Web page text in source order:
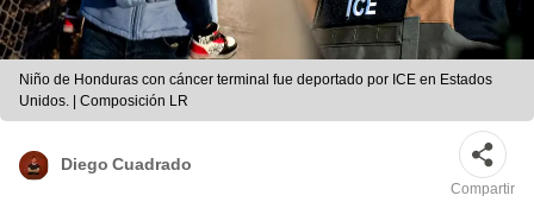
Niño de Honduras con cáncer terminal fue deportado por ICE en Estados
Unidos. | Composición LR
Diego Cuadrado
Compartir